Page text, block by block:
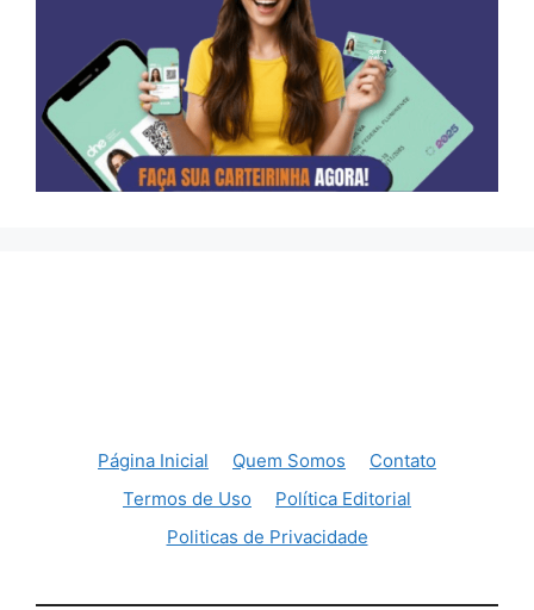
Página Inicial Quem Somos
Contato
Termos de Uso
Política Editorial
Politicas de Privacidade